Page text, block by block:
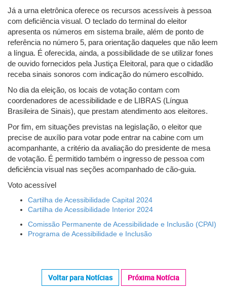
Já a urna eletrônica oferece os recursos acessíveis à pessoa
com deficiência visual. O teclado do terminal do eleitor
apresenta os números em sistema braile, além de ponto de
referência no número 5, para orientação daqueles que não leem
a língua. É oferecida, ainda, a possibilidade de se utilizar fones
de ouvido fornecidos pela Justiça Eleitoral, para que o cidadão
receba sinais sonoros com indicação do número escolhido.
No dia da eleição, os locais de votação contam com
coordenadores de acessibilidade e de LIBRAS (Língua
Brasileira de Sinais), que prestam atendimento aos eleitores.
Por fim, em situações previstas na legislação, o eleitor que
precise de auxílio para votar pode entrar na cabine com um
acompanhante, a critério da avaliação do presidente de mesa
de votação. É permitido também o ingresso de pessoa com
deficiência visual nas seções acompanhado de cão-guia.
Voto acessível
Cartilha de Acessibilidade Capital 2024
Cartilha de Acessibilidade Interior 2024
Comissão Permanente de Acessibilidade e Inclusão (CPAI)
Programa de Acessibilidade e Inclusão
Voltar para Notícias Próxima Notícia